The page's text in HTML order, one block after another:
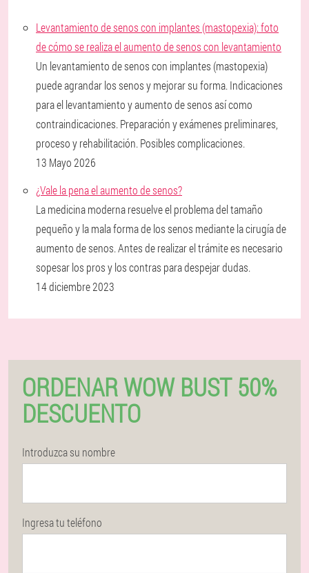
Levantamiento de senos con implantes (mastopexia): foto
de cómo se realiza el aumento de senos con levantamiento
Un levantamiento de senos con implantes (mastopexia)
puede agrandar los senos y mejorar su forma. Indicaciones
para el levantamiento y aumento de senos así como
contraindicaciones. Preparación y exámenes preliminares,
proceso y rehabilitación. Posibles complicaciones.
13 Mayo 2026
¿Vale la pena el aumento de senos?
La medicina moderna resuelve el problema del tamaño
pequeño y la mala forma de los senos mediante la cirugía de
aumento de senos. Antes de realizar el trámite es necesario
sopesar los pros y los contras para despejar dudas.
14 diciembre 2023
ORDENAR WOW BUST 50%
DESCUENTO
Introduzca su nombre
Ingresa tu teléfono